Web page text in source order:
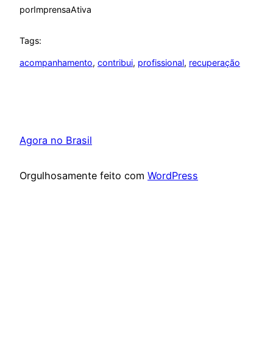
porImprensaAtiva
Tags:
acompanhamento, contribui, profissional, recuperação
Agora no Brasil
Orgulhosamente feito com WordPress